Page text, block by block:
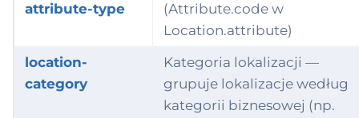
attribute-type
(Attribute.code w
Location.attribute)
location-
category
Kategoria lokalizacji —
grupuje lokalizacje według
kategorii biznesowej (np.